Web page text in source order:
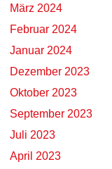
März 2024
Februar 2024
Januar 2024
Dezember 2023
Oktober 2023
September 2023
Juli 2023
April 2023